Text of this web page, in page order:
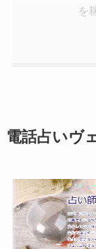
を
電話占いヴ